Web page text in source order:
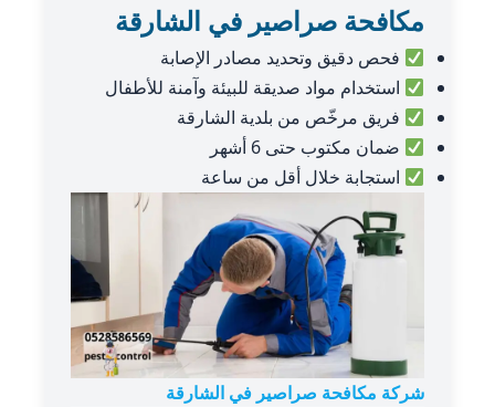
مكافحة صراصير في الشارقة
فحص دقيق وتحديد مصادر الإصابة
استخدام مواد صديقة للبيئة وآمنة للأطفال
فريق مرخّص من بلدية الشارقة
ضمان مكتوب حتى 6 أشهر
استجابة خلال أقل من ساعة
شركة مكافحة صراصير في الشارقة